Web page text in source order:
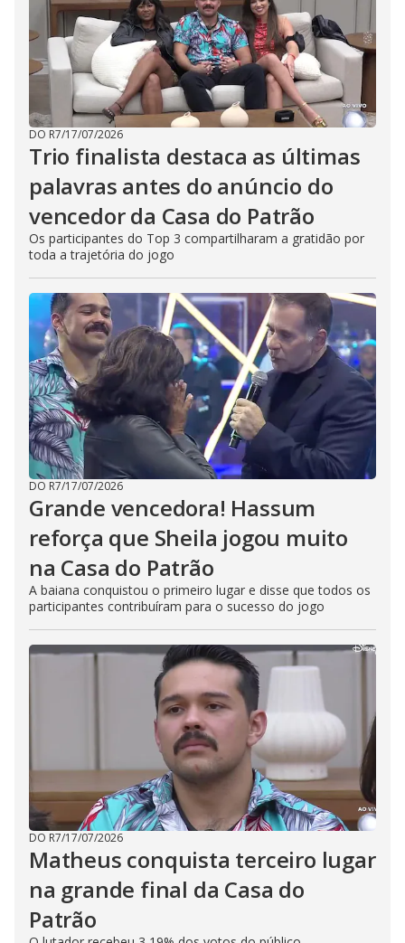
DO R7/17/07/2026
Trio finalista destaca as últimas
palavras antes do anúncio do
vencedor da Casa do Patrão
Os participantes do Top 3 compartilharam a gratidão por
toda a trajetória do jogo
DO R7/17/07/2026
Grande vencedora! Hassum
reforça que Sheila jogou muito
na Casa do Patrão
A baiana conquistou o primeiro lugar e disse que todos os
participantes contribuíram para o sucesso do jogo
DO R7/17/07/2026
Matheus conquista terceiro lugar
na grande final da Casa do
Patrão